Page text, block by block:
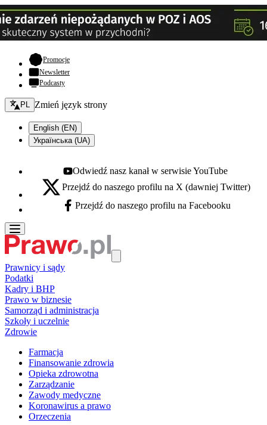
Promocje- otwiera się w nowej karcie
Newsletter
Podcasty
Zmień język - bieżący:
PL Zmień język strony
English (EN)
Українська (UA)
Youtube - otwiera się w nowej karcie
Odwiedź nasz kanał w serwisie YouTube
X - otwiera się w nowej karcie
Przejdź do naszego profilu na X (dawniej Twitter)
Facebook - otwiera się w nowej karcie
Przejdź do naszego profilu na Facebooku
Prawnicy i sądy
Podatki
Kadry i BHP
Prawo w biznesie
Samorząd i administracja
Szkoły i uczelnie
Zdrowie
Farmacja
Finansowanie zdrowia
Opieka zdrowotna
Zarządzanie
Zawody medyczne
Koronawirus a prawo
Orzeczenia